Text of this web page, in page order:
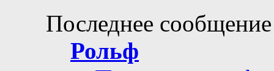
Последнее
Рольф